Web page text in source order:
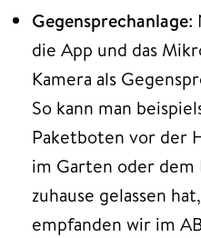
Gegensprechanlage:
die App und das
Kamera als
So kann man
Paketboten vor der
im Garten oder dem
zuhause gelassen
empfanden wir im